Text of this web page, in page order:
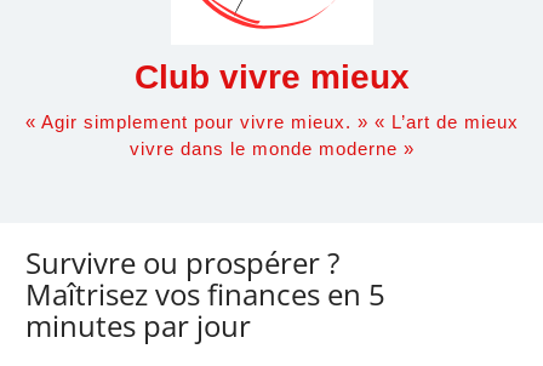
Club vivre mieux
« Agir simplement pour vivre mieux. » « L’art de mieux
vivre dans le monde moderne »
Survivre ou prospérer ?
Maîtrisez vos finances en 5
minutes par jour